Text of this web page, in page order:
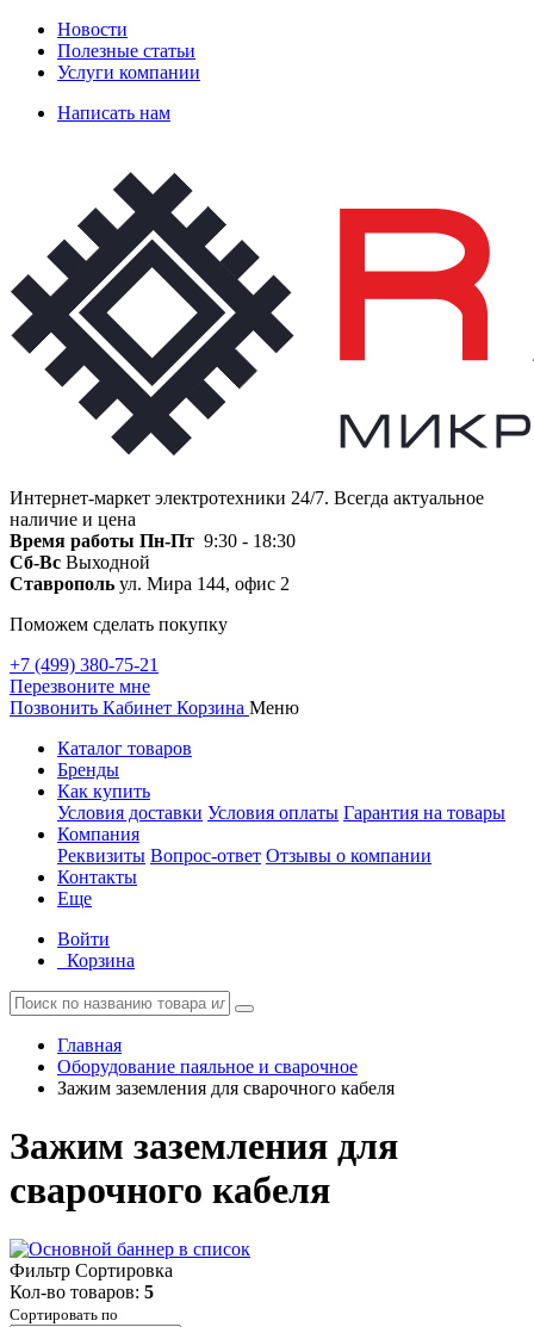
Новости
Полезные статьи
Услуги компании
Написать нам
Интернет-маркет электротехники 24/7. Всегда актуальное
наличие и цена
Время работы Пн-Пт 9:30 - 18:30
Сб-Вс Выходной
Ставрополь ул. Мира 144, офис 2
Поможем сделать покупку
+7 (499) 380-75-21
Перезвоните мне
Позвонить Кабинет Корзина Меню
Каталог товаров
Бренды
Как купить
Условия доставки Условия оплаты Гарантия на товары
Компания
Реквизиты Вопрос-ответ Отзывы о компании
Контакты
Еще
Войти
Корзина
Главная
Оборудование паяльное и сварочное
Зажим заземления для сварочного кабеля
Зажим заземления для
сварочного кабеля
Фильтр Сортировка
Кол-во товаров: 5
Сортировать по